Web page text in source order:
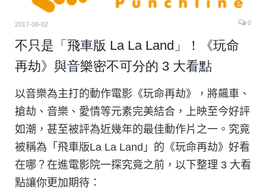
2017-08-02 0
不只是「飛車版 La La Land」！《玩命
再劫》與音樂密不可分的 3 大看點
以音樂為主打的動作電影《玩命再劫》，將飆車、
搶劫、音樂、愛情等元素完美結合，上映至今好評
如潮，甚至被評為近幾年的最佳動作片之一。究竟
被稱為「飛車版La La Land」的《玩命再劫》好看
在哪？在進電影院一探究竟之前，以下整理 3 大看
點讓你更加期待：